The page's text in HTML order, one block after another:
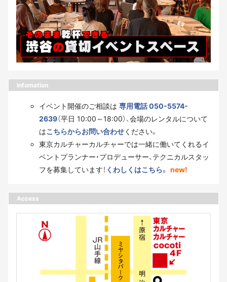
Infomation
イベント開催のご相談は 専用電話 050-5574-
2639（平日 10:00～18:00）、会場のレンタルについて
はこちらからお問い合わせください。
東京カルチャーカルチャーでは一緒に働いてくれるイ
ベントプランナー・プロデューサー、テクニカルスタッ
フを募集しています！ くわしくはこちら。 new!
Access